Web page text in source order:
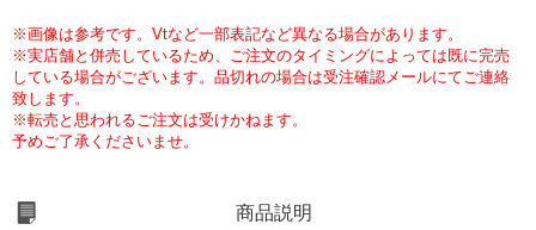
※画像は参考です。Vtなど一部表記など異なる場合があります。
※実店舗と併売しているため、ご注文のタイミングによっては既に完売
している場合がございます。品切れの場合は受注確認メールにてご連絡
致します。
※転売と思われるご注文は受けかねます。
予めご了承くださいませ。
商品説明